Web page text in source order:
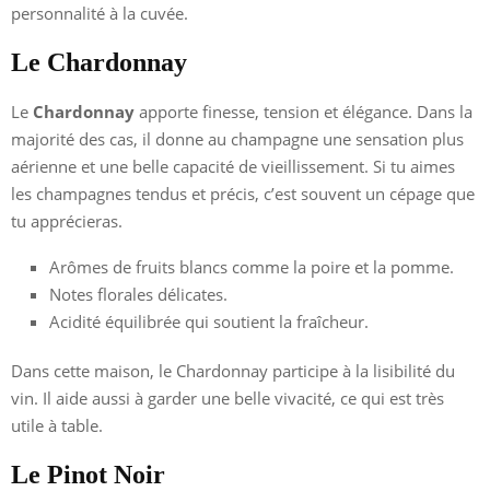
personnalité à la cuvée.
Le Chardonnay
Le Chardonnay apporte finesse, tension et élégance. Dans la
majorité des cas, il donne au champagne une sensation plus
aérienne et une belle capacité de vieillissement. Si tu aimes
les champagnes tendus et précis, c’est souvent un cépage que
tu apprécieras.
Arômes de fruits blancs comme la poire et la pomme.
Notes florales délicates.
Acidité équilibrée qui soutient la fraîcheur.
Dans cette maison, le Chardonnay participe à la lisibilité du
vin. Il aide aussi à garder une belle vivacité, ce qui est très
utile à table.
Le Pinot Noir